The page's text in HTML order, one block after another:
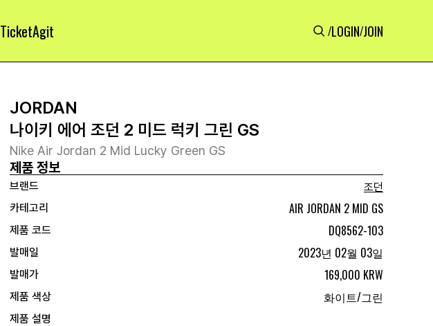
TicketAgit /LOGIN/JOIN
JORDAN
나이키 에어 조던 2 미드 럭키 그린 GS
Nike Air Jordan 2 Mid Lucky Green GS
제품 정보
브랜드
조던
카테고리
AIR JORDAN 2 MID GS
제품 코드 DQ8562-103
발매일 2023년 02월 03일
발매가 169,000 KRW
제품 색상 화이트/그린
제품 설명